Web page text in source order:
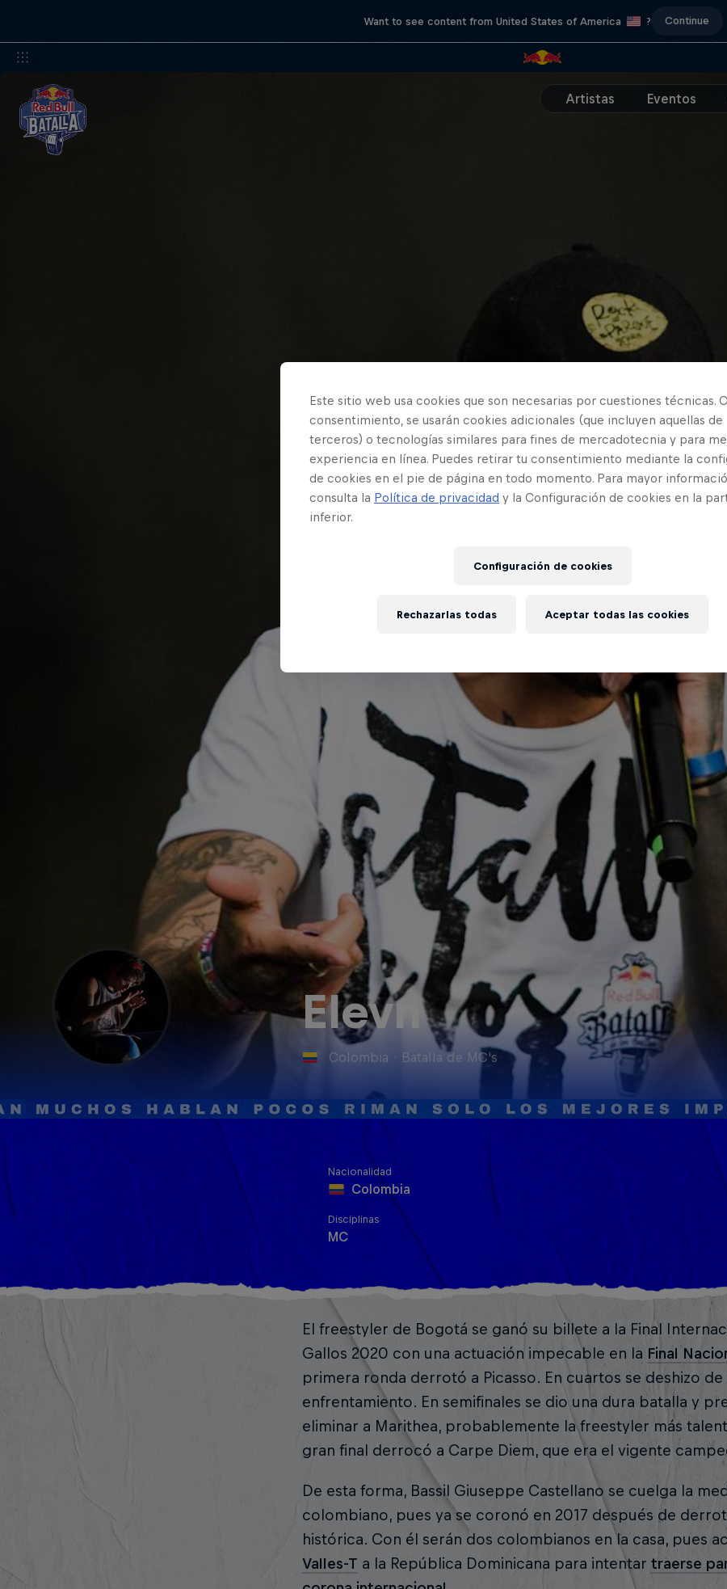
Want to see content from United States of America ? Continue
Artistas Eventos
Elevn
Colombia · Batalla de MC's
Nacionalidad
Colombia
Disciplinas
MC
El freestyler de Bogotá se ganó su billete a la Final
Gallos 2020 con una actuación impecable en la Final
primera ronda derrotó a Picasso. En cuartos se deshizo de
enfrentamiento. En semifinales se dio una dura batalla y
eliminar a Marithea, probablemente la freestyler más
gran final derrocó a Carpe Diem, que era el vigente
De esta forma, Bassil Giuseppe Castellano se cuelga la
colombiano, pues ya se coronó en 2017 después de
histórica. Con él serán dos colombianos en la casa, pues
Valles-T a la República Dominicana para intentar traerse
Este sitio web usa cookies que son necesarias por cuestiones técnicas.
consentimiento, se usarán cookies adicionales (que incluyen aquellas de
terceros) o tecnologías similares para fines de mercadotecnia y para
experiencia en línea. Puedes retirar tu consentimiento mediante la
de cookies en el pie de página en todo momento. Para mayor
consulta la Política de privacidad y la Configuración de cookies en la
inferior.
Configuración de cookies
Rechazarlas todas Aceptar todas las cookies